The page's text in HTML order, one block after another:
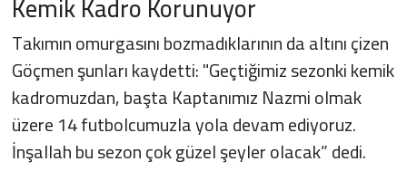
Takımın omurgasını bozmadıklarının da altını çizen
Göçmen şunları kaydetti: "Geçtiğimiz sezonki kemik
kadromuzdan, başta Kaptanımız Nazmi olmak
üzere 14 futbolcumuzla yola devam ediyoruz.
İnşallah bu sezon çok güzel şeyler olacak” dedi.